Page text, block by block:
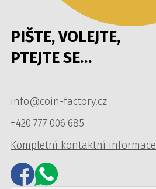
PIŠTE, VOLEJTE,
PTEJTE SE…
info@coin-factory.cz
+420 777 006 685
Kompletní kontaktní informace